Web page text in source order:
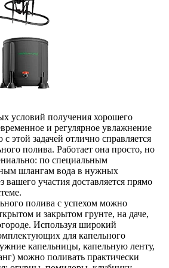
условий получения хорошего
и регулярное увлажнение
этой задачей отлично справляется
полива. Работает она просто, но
по специальным
шлангам вода в нужных
вашего участия доставляется прямо
полива с успехом можно
и закрытом грунте, на даче,
Используя широкий
для капельного
капельницы, капельную ленту,
можно поливать практически